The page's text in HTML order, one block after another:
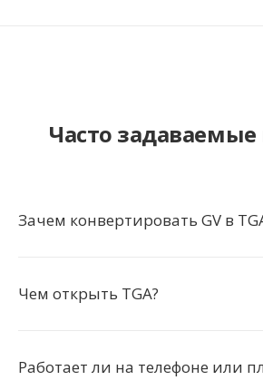
Часто
Зачем конвертировать GV в
Чем открыть TGA?
Работает ли на телефоне или